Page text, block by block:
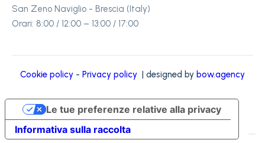
San Zeno Naviglio - Brescia (Italy)
Orari: 8:00 / 12:00 – 13:00 / 17:00
Cookie policy - Privacy policy | designed by bow.agency
Informativa sulla raccolta
Le tue preferenze relative alla privacy